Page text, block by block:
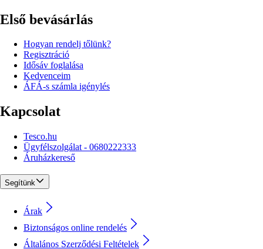
Első bevásárlás
Hogyan rendelj tőlünk?
Regisztráció
Idősáv foglalása
Kedvenceim
ÁFÁ-s számla igénylés
Kapcsolat
Tesco.hu
Ügyfélszolgálat - 0680222333
Áruházkereső
Segítünk
Árak
Biztonságos online rendelés
Általános Szerződési Feltételek